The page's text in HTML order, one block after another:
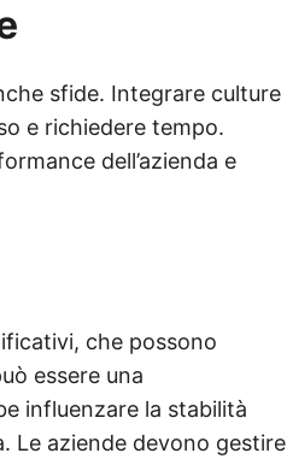
sfide. Integrare culture
e richiedere tempo.
dell’azienda e
che possono
essere una
influenzare la stabilità
Le aziende devono gestire